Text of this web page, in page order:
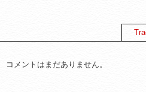
コメントはまだありません。